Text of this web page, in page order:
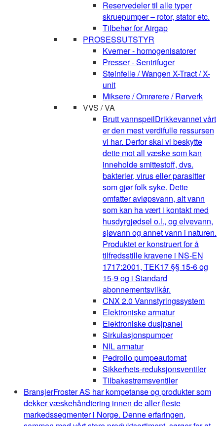
Reservedeler til alle typer
skruepumper – rotor, stator etc.
Tilbehør for Airgap
PROSESSUTSTYR
Kverner - homogenisatorer
Presser - Sentrifuger
Steinfelle / Wangen X-Tract / X-
unit
Miksere / Omrørere / Rørverk
VVS / VA
Brutt vannspeilDrikkevannet vårt
er den mest verdifulle ressursen
vi har. Derfor skal vi beskytte
dette mot all væske som kan
inneholde smittestoff, dvs.
bakterier, virus eller parasitter
som gjør folk syke. Dette
omfatter avløpsvann, alt vann
som kan ha vært i kontakt med
husdyrgjødsel o.l., og elvevann,
sjøvann og annet vann i naturen.
Produktet er konstruert for å
tilfredsstille kravene i NS-EN
1717:2001, TEK17 §§ 15-6 og
15-9 og i Standard
abonnementsvilkår.
CNX 2.0 Vannstyringssystem
Elektroniske armatur
Elektroniske dusjpanel
Sirkulasjonspumper
NIL armatur
Pedrollo pumpeautomat
Sikkerhets-reduksjonsventiler
Tilbakestrømsventiler
BransjerFroster AS har kompetanse og produkter som
dekker væskehåndtering innen de aller fleste
markedssegmenter i Norge. Denne erfaringen,